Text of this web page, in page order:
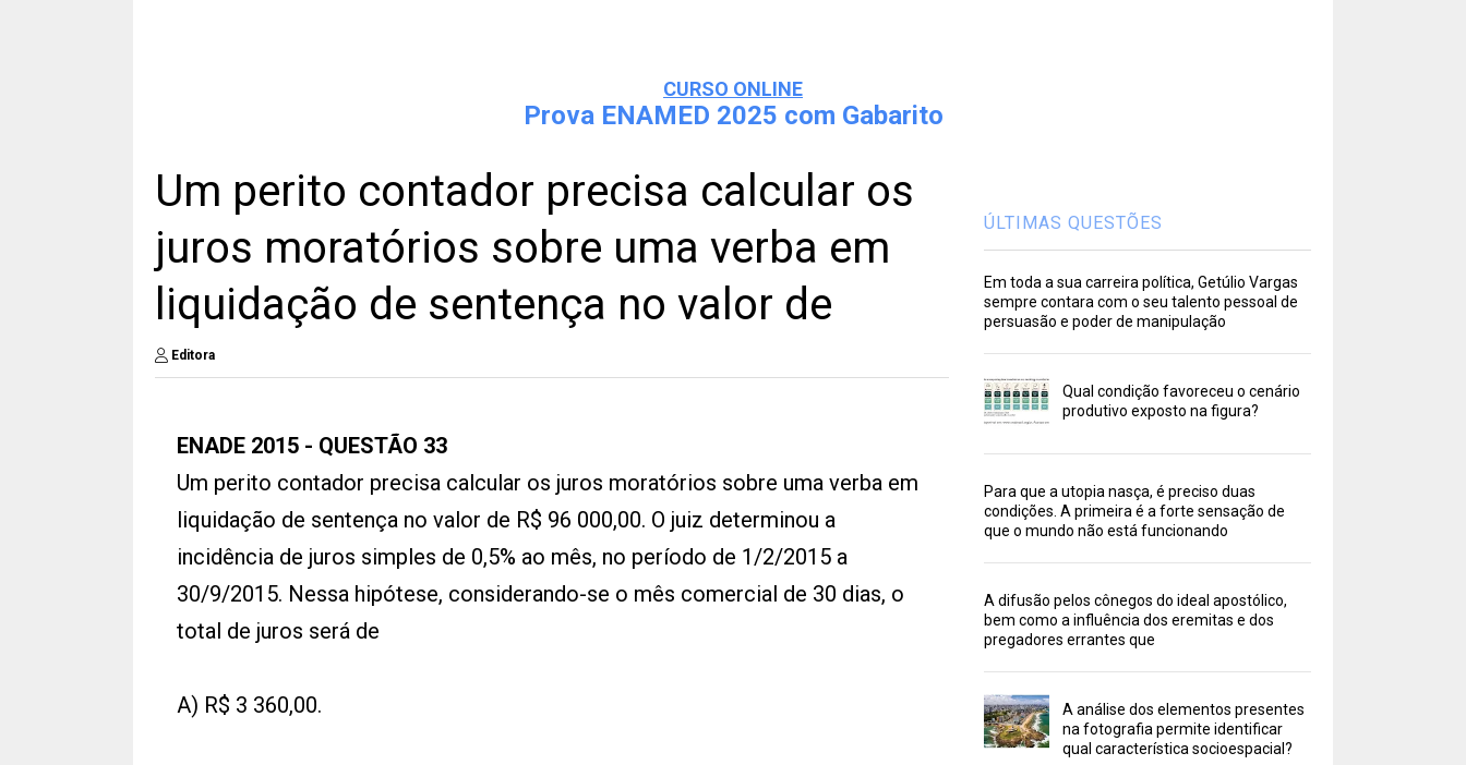
CURSO ONLINE
Prova ENAMED 2025 com Gabarito
Um perito contador precisa calcular os
juros moratórios sobre uma verba em
liquidação de sentença no valor de
Editora
ENADE 2015 - QUESTÃO 33
Um perito contador precisa calcular os juros moratórios sobre uma verba em
liquidação de sentença no valor de R$ 96 000,00. O juiz determinou a
incidência de juros simples de 0,5% ao mês, no período de 1/2/2015 a
30/9/2015. Nessa hipótese, considerando-se o mês comercial de 30 dias, o
total de juros será de
A) R$ 3 360,00.
ÚLTIMAS QUESTÕES
Em toda a sua carreira política, Getúlio Vargas
sempre contara com o seu talento pessoal de
persuasão e poder de manipulação
Qual condição favoreceu o cenário
produtivo exposto na figura?
Para que a utopia nasça, é preciso duas
condições. A primeira é a forte sensação de
que o mundo não está funcionando
A difusão pelos cônegos do ideal apostólico,
bem como a influência dos eremitas e dos
pregadores errantes que
A análise dos elementos presentes
na fotografia permite identificar
qual característica socioespacial?